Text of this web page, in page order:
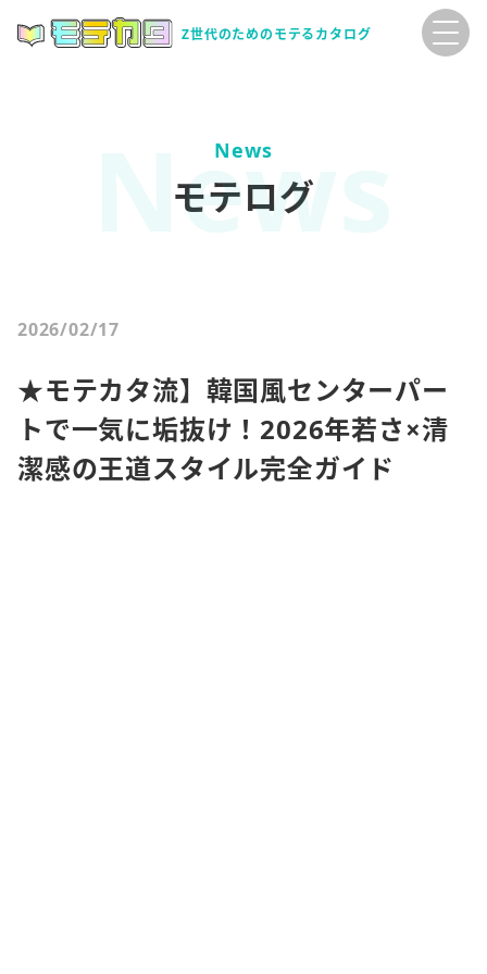
Z世代のためのモテるカタログ
News
モテログ
2026/02/17
★モテカタ流】韓国風センターパー
トで一気に垢抜け！2026年若さ×清
潔感の王道スタイル完全ガイド